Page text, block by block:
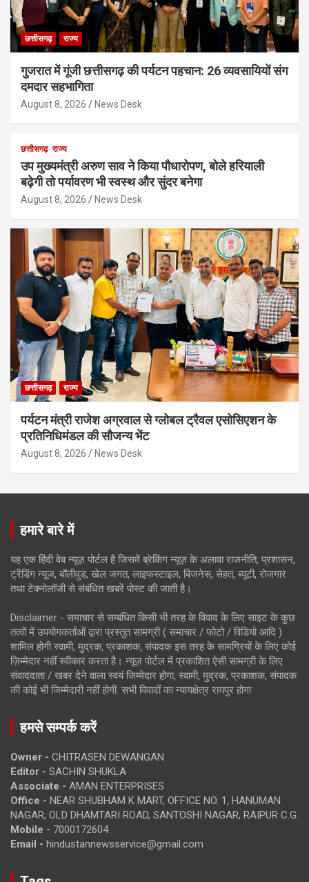
छत्तीसगढ़ राज्य
गुजरात में गूंजी छत्तीसगढ़ की पर्यटन पहचान: 26 व्यवसायियों संग
दमदार सहभागिता
August 8, 2026 News Desk
छत्तीसगढ़ राज्य
उप मुख्यमंत्री अरुण साव ने किया पौधारोपण, बोले हरियाली
बढ़ेगी तो पर्यावरण भी स्वस्थ और सुंदर बनेगा
August 8, 2026 News Desk
छत्तीसगढ़ राज्य
पर्यटन मंत्री राजेश अग्रवाल से ग्लोबल ट्रैवल एसोसिएशन के
प्रतिनिधिमंडल की सौजन्य भेंट
August 8, 2026 News Desk
हमारे बारे में
यह एक हिंदी वेब न्यूज़ पोर्टल है जिसमें ब्रेकिंग न्यूज़ के अलावा राजनीति, प्रशासन,
ट्रेंडिंग न्यूज, बॉलीवुड, खेल जगत, लाइफस्टाइल, बिजनेस, सेहत, ब्यूटी, रोजगार
तथा टेक्नोलॉजी से संबंधित खबरें पोस्ट की जाती है।
Disclaimer - समाचार से सम्बंधित किसी भी तरह के विवाद के लिए साइट के कुछ
तत्वों में उपयोगकर्ताओं द्वारा प्रस्तुत सामग्री ( समाचार / फोटो / विडियो आदि )
शामिल होगी स्वामी, मुद्रक, प्रकाशक, संपादक इस तरह के सामग्रियों के लिए कोई
ज़िम्मेदार नहीं स्वीकार करता है। न्यूज़ पोर्टल में प्रकाशित ऐसी सामग्री के लिए
संवाददाता / खबर देने वाला स्वयं जिम्मेदार होगा, स्वामी, मुद्रक, प्रकाशक, संपादक
की कोई भी जिम्मेदारी नहीं होगी. सभी विवादों का न्यायक्षेत्र रायपुर होगा
हमसे सम्पर्क करें
Owner - CHITRASEN DEWANGAN
Editor - SACHIN SHUKLA
Associate - AMAN ENTERPRISES
Office - NEAR SHUBHAM K MART, OFFICE NO. 1, HANUMAN
NAGAR, OLD DHAMTARI ROAD, SANTOSHI NAGAR, RAIPUR C.G.
Mobile - 7000172604
Email - hindustannewsservice@gmail.com